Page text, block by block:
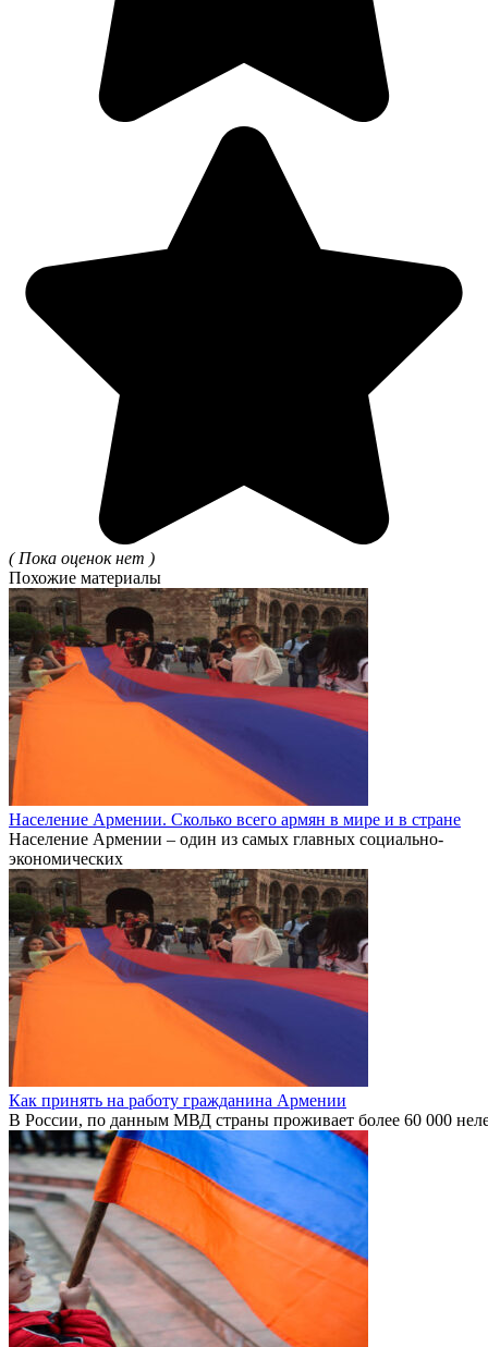
( Пока оценок нет )
Похожие материалы
Население Армении. Сколько всего армян в мире и в стране
Население Армении – один из самых главных социально-
экономических
Как принять на работу гражданина Армении
В России, по данным МВД страны проживает более 60 000